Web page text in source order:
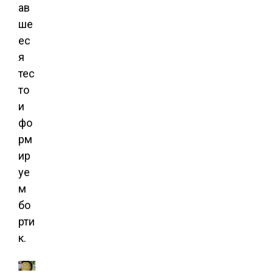
ав
ше
ес
я
тес
то
и
фо
рм
ир
уе
м
бо
рти
к.